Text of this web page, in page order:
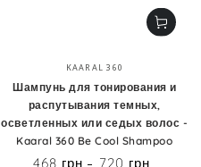
Бренд:
KAARAL 360
Шампунь для тонирования и
распутывания темных,
осветленных или седых волос -
Kaaral 360 Be Cool Shampoo
Цена
468 грн 720 грн